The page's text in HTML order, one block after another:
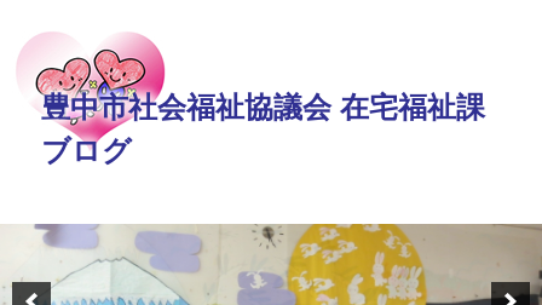
豊中市社会福祉協議会 在宅福祉課
ブログ